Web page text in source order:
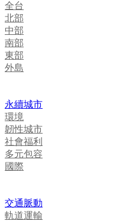
全台
北部
中部
南部
東部
外島
永續城市
環境
韌性城市
社會福利
多元包容
國際
交通脈動
軌道運輸